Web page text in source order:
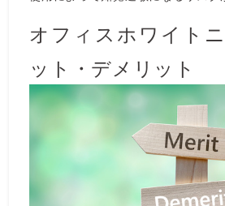
オフィスホワイト
ット・デメリット